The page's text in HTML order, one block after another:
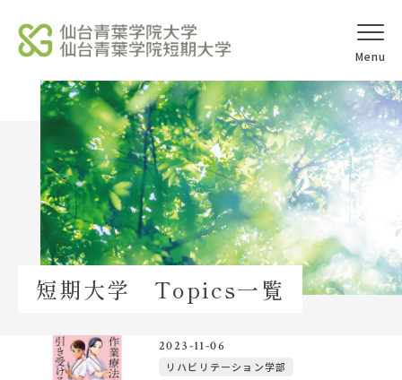
オープンキャ
ンパス
アクセス
学校法人北杜学園
Topics
イベント一覧
教員紹介
短期大学 Topics一覧
2023-11-06
リハビリテーション学部